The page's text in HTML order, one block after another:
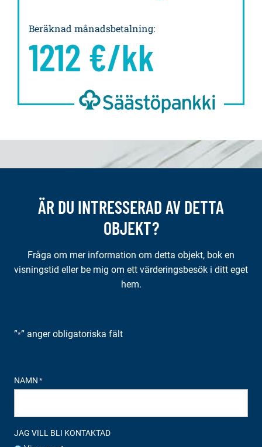
Beräknad månadsbetalning:
1212 €/kk
ÄR DU INTRESSERAD AV DETTA
OBJEKT?
Fråga om mer information om detta objekt, bok en
visningstid eller be mig om ett värderingsbesök i ditt eget
hem.
”*” anger obligatoriska fält
NAMN *
JAG VILL BLI KONTAKTAD